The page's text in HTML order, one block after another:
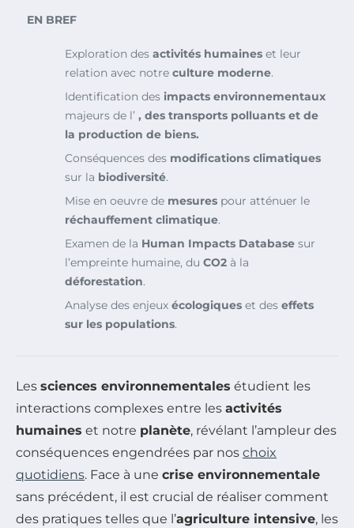
EN BREF
Exploration des activités humaines et leur
relation avec notre culture moderne.
Identification des impacts environnementaux
majeurs de l’ , des transports polluants et de
la production de biens.
Conséquences des modifications climatiques
sur la biodiversité.
Mise en oeuvre de mesures pour atténuer le
réchauffement climatique.
Examen de la Human Impacts Database sur
l’empreinte humaine, du CO2 à la
déforestation.
Analyse des enjeux écologiques et des effets
sur les populations.
Les sciences environnementales étudient les
interactions complexes entre les activités
humaines et notre planète, révélant l’ampleur des
conséquences engendrées par nos choix
quotidiens. Face à une crise environnementale
sans précédent, il est crucial de réaliser comment
des pratiques telles que l’agriculture intensive, les